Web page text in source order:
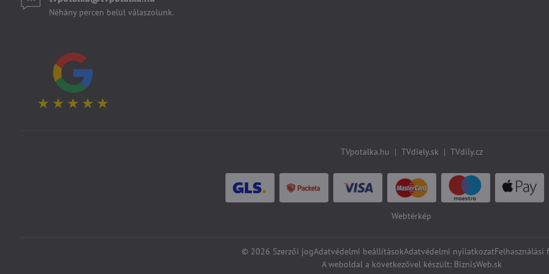
Néhány percen belül válaszolunk.
TVpotalka.hu | TVdiely.sk | TVdíly.cz
Webtérkép
© 2026 Szerzői jogAdatvédelmi beállításokAdatvédelmi nyilatkozatFelhasználási
A weboldal a következővel készült: BiznisWeb.sk